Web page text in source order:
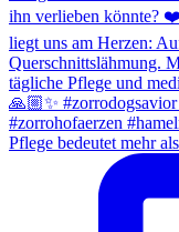
Pflege bedeutet mehr